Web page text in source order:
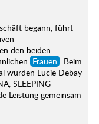
begann, führt
den beiden
Frauen . Beim
wurden Lucie Debay
SLEEPING
Leistung gemeinsam